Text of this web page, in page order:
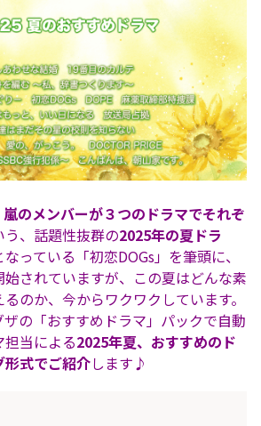
のメンバーが３つのドラマでそれぞ
う、話題性抜群の2025年の夏ドラ
っている「初恋DOGs」を筆頭に、
されていますが、この夏はどんな素
のか、今からワクワクしています。
の「おすすめドラマ」パックで自動
当による2025年夏、おすすめのド
形式でご紹介します♪